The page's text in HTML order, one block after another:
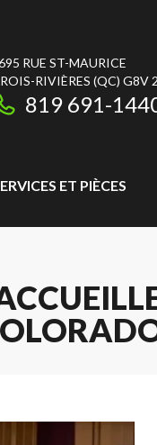
RUE ST-MAURICE
RIVIÈRES (QC) G8V
819 691-
ET PIÈCES